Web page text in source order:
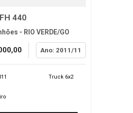
440
- RIO VERDE/GO
Ano: 2011/11
Truck 6x2